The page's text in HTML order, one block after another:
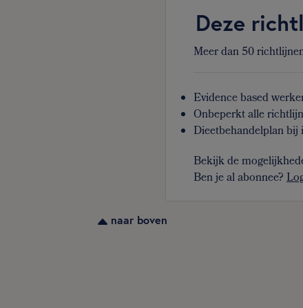
Deze
Meer dan 50
Evidence based
Onbeperkt alle
Dieetbehandelplan
Bekijk de
Ben je al abonnee?
naar boven